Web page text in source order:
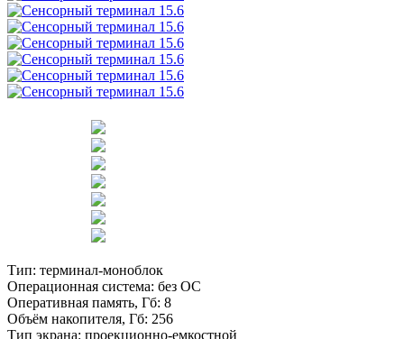
Тип: терминал-моноблок
Операционная система: без ОС
Оперативная память, Гб: 8
Объём накопителя, Гб: 256
Тип экрана: проекционно-емкостной